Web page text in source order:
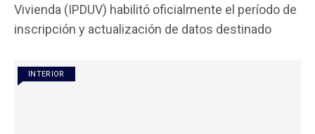
b
o
o
k
er s
p
Vivienda (IPDUV) habilitó oficialmente el período de
inscripción y actualización de datos destinado
INTERIOR